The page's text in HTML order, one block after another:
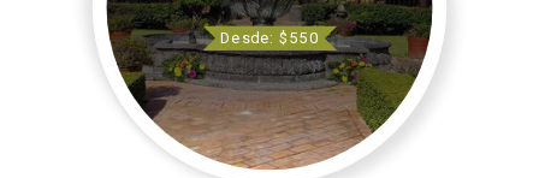
Desde: $550